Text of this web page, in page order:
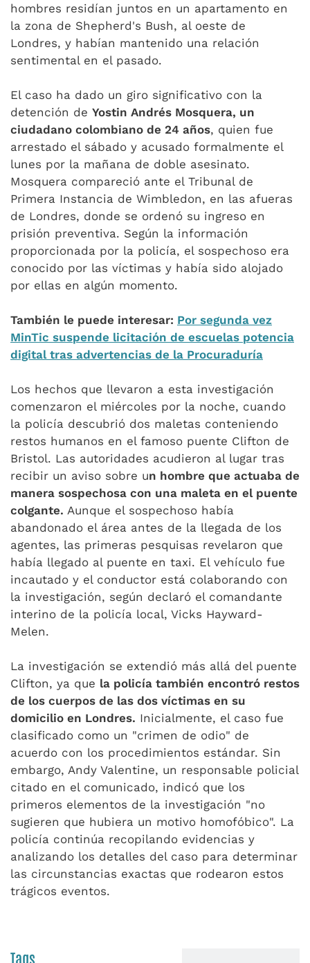
hombres residían juntos en un apartamento en
la zona de Shepherd's Bush, al oeste de
Londres, y habían mantenido una relación
sentimental en el pasado.
El caso ha dado un giro significativo con la
detención de Yostin Andrés Mosquera, un
ciudadano colombiano de 24 años, quien fue
arrestado el sábado y acusado formalmente el
lunes por la mañana de doble asesinato.
Mosquera compareció ante el Tribunal de
Primera Instancia de Wimbledon, en las afueras
de Londres, donde se ordenó su ingreso en
prisión preventiva. Según la información
proporcionada por la policía, el sospechoso era
conocido por las víctimas y había sido alojado
por ellas en algún momento.
También le puede interesar: Por segunda vez
MinTic suspende licitación de escuelas potencia
digital tras advertencias de la Procuraduría
Los hechos que llevaron a esta investigación
comenzaron el miércoles por la noche, cuando
la policía descubrió dos maletas conteniendo
restos humanos en el famoso puente Clifton de
Bristol. Las autoridades acudieron al lugar tras
recibir un aviso sobre un hombre que actuaba de
manera sospechosa con una maleta en el puente
colgante. Aunque el sospechoso había
abandonado el área antes de la llegada de los
agentes, las primeras pesquisas revelaron que
había llegado al puente en taxi. El vehículo fue
incautado y el conductor está colaborando con
la investigación, según declaró el comandante
interino de la policía local, Vicks Hayward-
Melen.
La investigación se extendió más allá del puente
Clifton, ya que la policía también encontró restos
de los cuerpos de las dos víctimas en su
domicilio en Londres. Inicialmente, el caso fue
clasificado como un "crimen de odio" de
acuerdo con los procedimientos estándar. Sin
embargo, Andy Valentine, un responsable policial
citado en el comunicado, indicó que los
primeros elementos de la investigación "no
sugieren que hubiera un motivo homofóbico". La
policía continúa recopilando evidencias y
analizando los detalles del caso para determinar
las circunstancias exactas que rodearon estos
trágicos eventos.
Tags